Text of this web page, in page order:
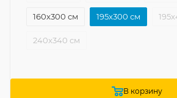
160x300 см 195x300 см
240x340 см
В корзину